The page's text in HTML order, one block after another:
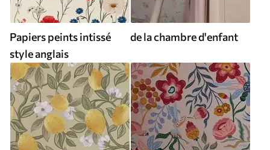
Papiers peints intissé
style anglais
de la chambre d'enfant